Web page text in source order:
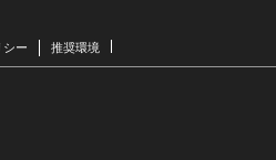
シー 推奨環境